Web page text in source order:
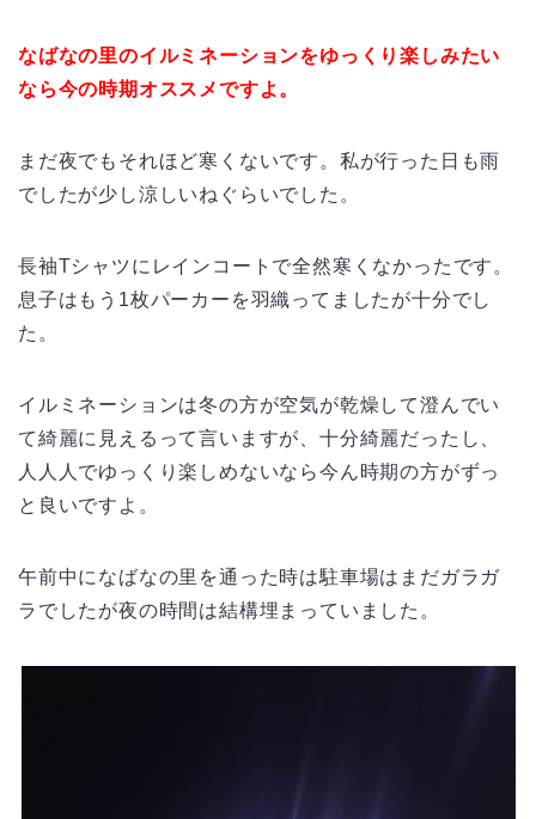
なばなの里のイルミネーションをゆっくり楽しみたい
なら今の時期オススメですよ。
まだ夜でもそれほど寒くないです。私が行った日も雨
でしたが少し涼しいねぐらいでした。
長袖Tシャツにレインコートで全然寒くなかったです。
息子はもう1枚パーカーを羽織ってましたが十分でし
た。
イルミネーションは冬の方が空気が乾燥して澄んでい
て綺麗に見えるって言いますが、十分綺麗だったし、
人人人でゆっくり楽しめないなら今ん時期の方がずっ
と良いですよ。
午前中になばなの里を通った時は駐車場はまだガラガ
ラでしたが夜の時間は結構埋まっていました。